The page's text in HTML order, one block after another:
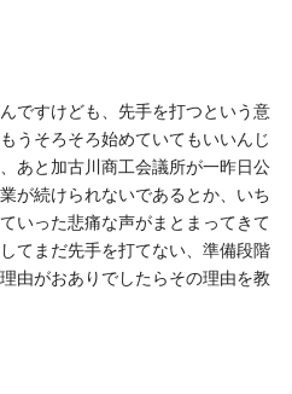
ですけども、先手を打つという意
うそろそろ始めていてもいいんじ
あと加古川商工会議所が一昨日公
が続けられないであるとか、いち
いった悲痛な声がまとまってきて
てまだ先手を打てない、準備段階
由がおありでしたらその理由を教